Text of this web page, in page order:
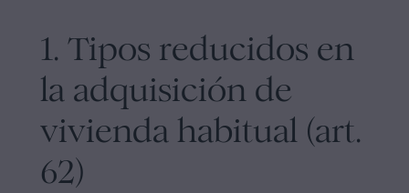
1. Tipos reducidos en
la adquisición de
vivienda habitual (art.
62)